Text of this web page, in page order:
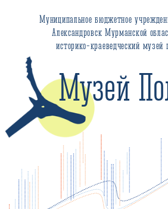
Муниципальное бюджетное учреждение культуры ЗАТО
Александровск Мурманской области «Городской
историко-краеведческий музей г. Полярного»